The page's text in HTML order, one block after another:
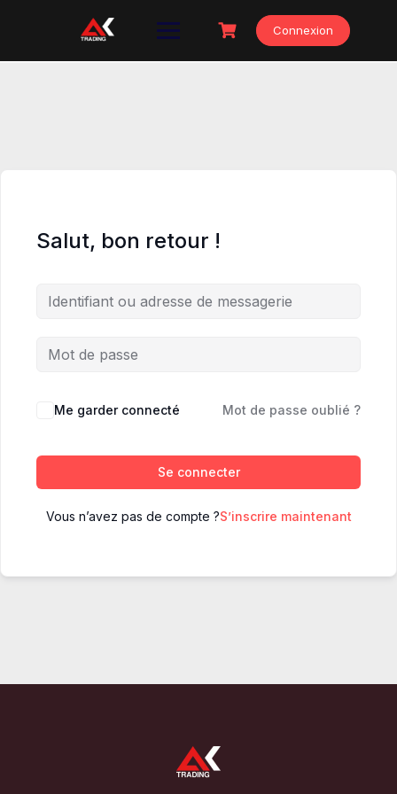
Connexion
Salut, bon retour !
Me garder connecté Mot de passe oublié ?
Se connecter
Vous n’avez pas de compte ?S’inscrire maintenant